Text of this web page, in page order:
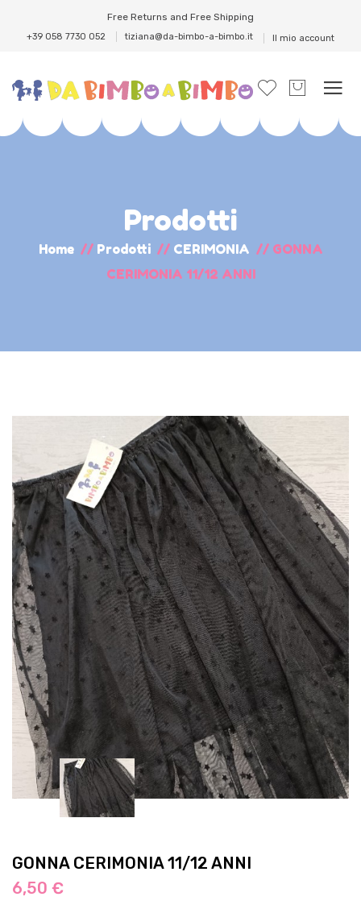
Free Returns and Free Shipping
+39 058 7730 052 tiziana@da-bimbo-a-bimbo.it Il mio account
Prodotti
Home // Prodotti // CERIMONIA // GONNA
CERIMONIA 11/12 ANNI
GONNA CERIMONIA 11/12 ANNI
6,50 €